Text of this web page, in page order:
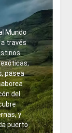
Mundo
través
pasea
del
y
puerto